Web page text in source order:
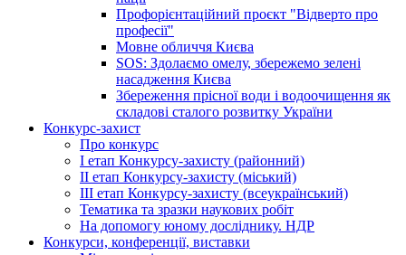
Профорієнтаційний проєкт "Відверто про
професії"
Мовне обличчя Києва
SOS: Здолаємо омелу, збережемо зелені
насадження Києва
Збереження прісної води і водоочищення як
складові сталого розвитку України
Конкурс-захист
Про конкурс
І етап Конкурсу-захисту (районний)
ІІ етап Конкурсу-захисту (міський)
ІІІ етап Конкурсу-захисту (всеукраїнський)
Тематика та зразки наукових робіт
На допомогу юному досліднику. НДР
Конкурси, конференції, виставки